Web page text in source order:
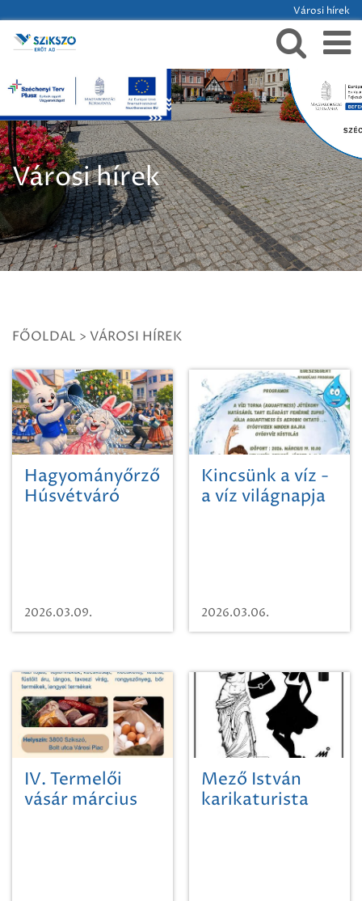
Városi hírek
Városi hírek
FŐOLDAL > VÁROSI HÍREK
Hagyományőrző
Húsvétváró
2026.03.09.
Kincsünk a víz -
a víz világnapja
2026.03.06.
IV. Termelői
vásár március
Mező István
karikaturista